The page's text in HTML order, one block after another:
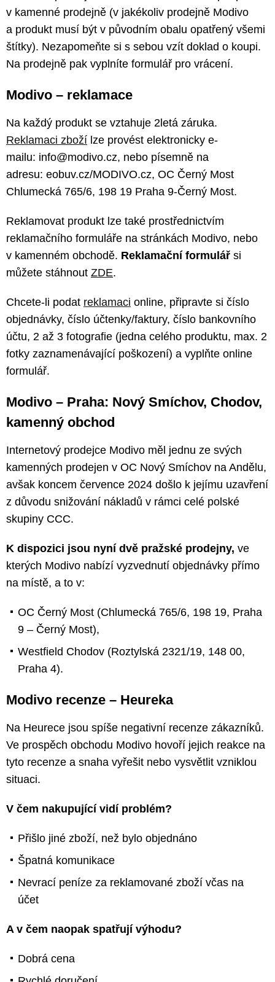
v kamenné prodejně (v jakékoliv prodejně Modivo
a produkt musí být v původním obalu opatřený všemi
štítky). Nezapomeňte si s sebou vzít doklad o koupi.
Na prodejně pak vyplníte formulář pro vrácení.
Modivo – reklamace
Na každý produkt se vztahuje 2letá záruka.
Reklamaci zboží lze provést elektronicky e-
mailu: info@modivo.cz, nebo písemně na
adresu: eobuv.cz/MODIVO.cz, OC Černý Most
Chlumecká 765/6, 198 19 Praha 9-Černý Most.
Reklamovat produkt lze také prostřednictvím
reklamačního formuláře na stránkách Modivo, nebo
v kamenném obchodě. Reklamační formulář si
můžete stáhnout ZDE.
Chcete-li podat reklamaci online, připravte si číslo
objednávky, číslo účtenky/faktury, číslo bankovního
účtu, 2 až 3 fotografie (jedna celého produktu, max. 2
fotky zaznamenávající poškození) a vyplňte online
formulář.
Modivo – Praha: Nový Smíchov, Chodov,
kamenný obchod
Internetový prodejce Modivo měl jednu ze svých
kamenných prodejen v OC Nový Smíchov na Andělu,
avšak koncem července 2024 došlo k jejímu uzavření
z důvodu snižování nákladů v rámci celé polské
skupiny CCC.
K dispozici jsou nyní dvě pražské prodejny, ve
kterých Modivo nabízí vyzvednutí objednávky přímo
na místě, a to v:
OC Černý Most (Chlumecká 765/6, 198 19, Praha
9 – Černý Most),
Westfield Chodov (Roztylská 2321/19, 148 00,
Praha 4).
Modivo recenze – Heureka
Na Heurece jsou spíše negativní recenze zákazníků.
Ve prospěch obchodu Modivo hovoří jejich reakce na
tyto recenze a snaha vyřešit nebo vysvětlit vzniklou
situaci.
V čem nakupující vidí problém?
Přišlo jiné zboží, než bylo objednáno
Špatná komunikace
Nevrací peníze za reklamované zboží včas na
účet
A v čem naopak spatřují výhodu?
Dobrá cena